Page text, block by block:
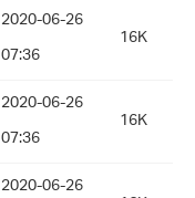
2020-06-26
07:36
16K
2020-06-26
07:36
16K
2020-06-26